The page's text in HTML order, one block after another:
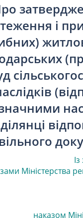
і
ділянці
Міністерства
наказом